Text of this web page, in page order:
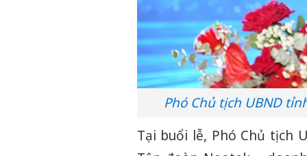
Phó Chủ tịch UBND
Tại buổi lễ, Phó Chủ tịch